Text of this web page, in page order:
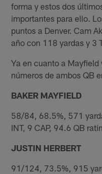
forma y estos dos
importantes para ello.
puntos a Denver. Cam
año con 118 yardas y 3
Ya en cuanto a Mayfield
números de ambos QB
BAKER MAYFIELD
58/84, 68.5%, 571
INT, 9 CAP, 94.6 QB
JUSTIN HERBERT
91/124, 73.5%, 915